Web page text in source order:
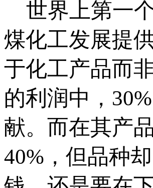
世界上第一
煤化工发展提
于化工产品而
的利润中，
献。而在其产
40%，但品种